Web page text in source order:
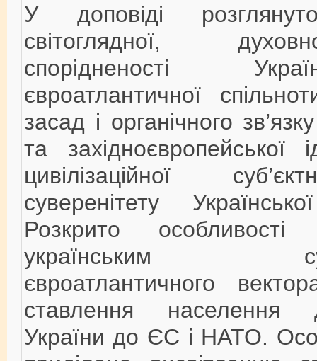
У доповіді
світоглядної, духовно-
спорідненості
євроатлантичної
засад і органічного
та західноєвропейської
цивілізаційної
суверенітету
Розкрито особливості
українським
євроатлантичного
ставлення населення
України до ЄС і НАТО.